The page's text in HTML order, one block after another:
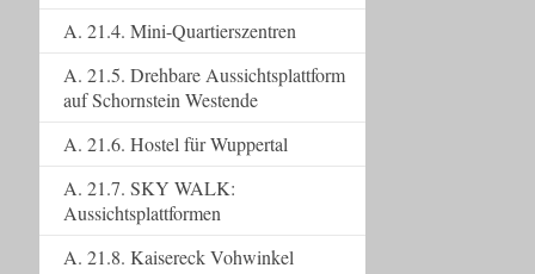
A. 21.4. Mini-Quartierszentren
A. 21.5. Drehbare Aussichtsplattform
auf Schornstein Westende
A. 21.6. Hostel für Wuppertal
A. 21.7. SKY WALK:
Aussichtsplattformen
A. 21.8. Kaisereck Vohwinkel